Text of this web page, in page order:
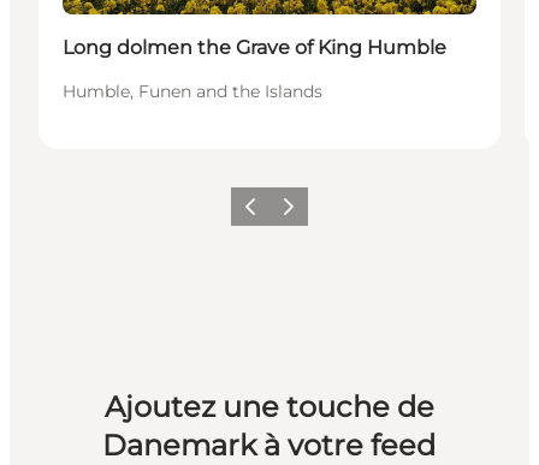
Long dolmen the Grave of King Humble
Humble, Funen and the Islands
PrécédentSuivant
Ajoutez une touche de
Danemark à votre feed